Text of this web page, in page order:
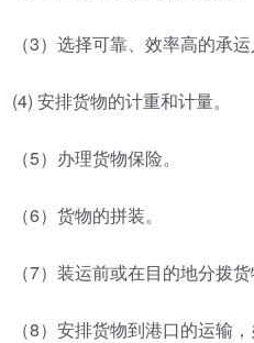
（3）选择可靠、效率高的承
(4) 安排货物的计重和计量。
（5）办理货物保险。
（6）货物的拼装。
（7）装运前或在目的地分拨
（8）安排货物到港口的运输